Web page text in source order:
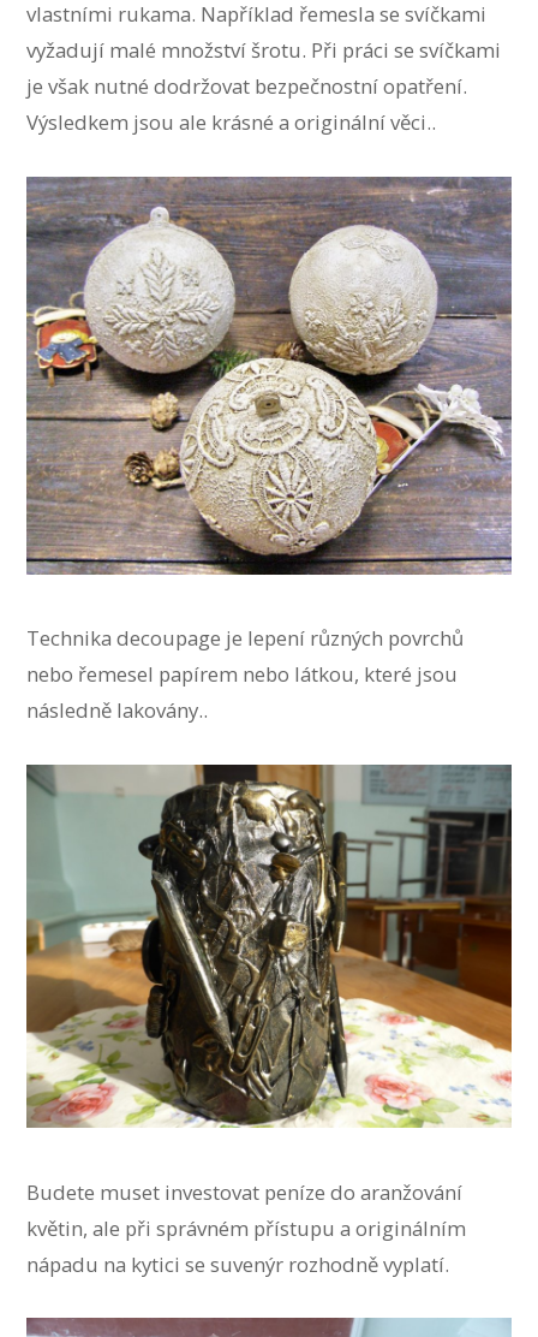
vlastními rukama. Například řemesla se svíčkami
vyžadují malé množství šrotu. Při práci se svíčkami
je však nutné dodržovat bezpečnostní opatření.
Výsledkem jsou ale krásné a originální věci..
Technika decoupage je lepení různých povrchů
nebo řemesel papírem nebo látkou, které jsou
následně lakovány..
Budete muset investovat peníze do aranžování
květin, ale při správném přístupu a originálním
nápadu na kytici se suvenýr rozhodně vyplatí.